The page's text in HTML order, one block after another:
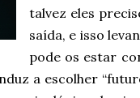
talvez eles
saída, e isso
pode os estar
a escolher